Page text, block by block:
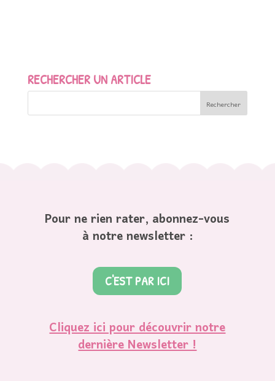
RECHERCHER UN ARTICLE
Pour ne rien rater, abonnez-vous
à notre newsletter :
C'EST PAR ICI
Cliquez ici pour découvrir notre
dernière Newsletter !